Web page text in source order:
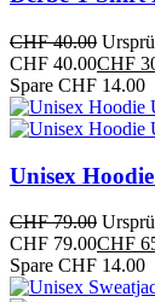
CHF40.00
CHF 40.00CHF
Spare CHF 14.00
Unisex
CHF79.00
CHF 79.00CHF
Spare CHF 14.00